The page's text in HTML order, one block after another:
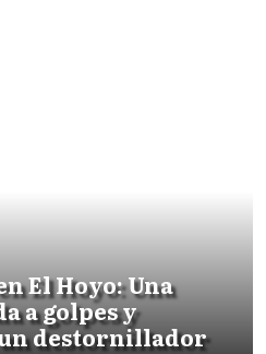
El Hoyo: Una
a golpes y
un destornillador